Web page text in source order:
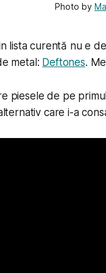
Photo by
lista curentă nu e
metal: Deftones.
piesele de pe
care i-a